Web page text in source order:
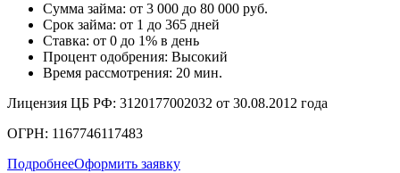
Сумма займа: от 3 000 до 80 000 руб.
Срок займа: от 1 до 365 дней
Ставка: от 0 до 1% в день
Процент одобрения: Высокий
Время рассмотрения: 20 мин.
Лицензия ЦБ РФ: 3120177002032 от 30.08.2012 года
ОГРН: 1167746117483
ПодробнееОформить заявку